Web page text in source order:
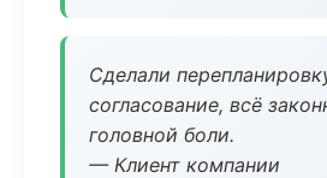
Сделали
согласование, всё
головной боли.
— Клиент компании